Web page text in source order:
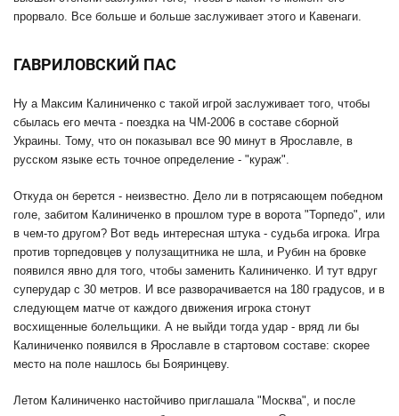
прорвало. Все больше и больше заслуживает этого и Кавенаги.
ГАВРИЛОВСКИЙ ПАС
Ну а Максим Калиниченко с такой игрой заслуживает того, чтобы
сбылась его мечта - поездка на ЧМ-2006 в составе сборной
Украины. Тому, что он показывал все 90 минут в Ярославле, в
русском языке есть точное определение - "кураж".
Откуда он берется - неизвестно. Дело ли в потрясающем победном
голе, забитом Калиниченко в прошлом туре в ворота "Торпедо", или
в чем-то другом? Вот ведь интересная штука - судьба игрока. Игра
против торпедовцев у полузащитника не шла, и Рубин на бровке
появился явно для того, чтобы заменить Калиниченко. И тут вдруг
суперудар с 30 метров. И все разворачивается на 180 градусов, и в
следующем матче от каждого движения игрока стонут
восхищенные болельщики. А не выйди тогда удар - вряд ли бы
Калиниченко появился в Ярославле в стартовом составе: скорее
место на поле нашлось бы Бояринцеву.
Летом Калиниченко настойчиво приглашала "Москва", и после